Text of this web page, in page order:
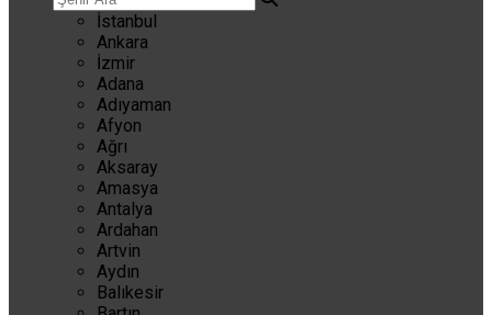
İstanbul
Ankara
İzmir
Adana
Adıyaman
Afyon
Ağrı
Aksaray
Amasya
Antalya
Ardahan
Artvin
Aydın
Balıkesir